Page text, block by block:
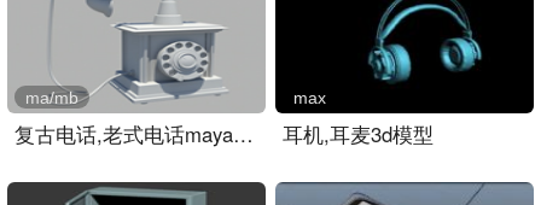
复古电话,老式电话maya模型..
ma/mb
耳机,耳麦3d模型
max